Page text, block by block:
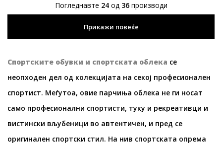
Погледнавте 24од 36производи
Прикажи повеќе
Спортските обувки и спортската облека се
неопходен дел од колекцијата на секој професионален
спортист. Меѓутоа, овие парчиња облека не ги носат
само професионални спортисти, туку и рекреативци и
вистински вљубеници во автентичен, и пред се
оригинален спортски стил. На нив спортската опрема